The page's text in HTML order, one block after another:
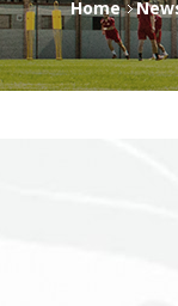
Home